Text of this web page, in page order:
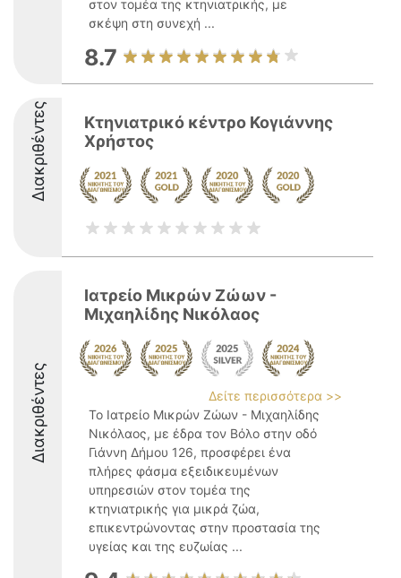
στον τομέα της κτηνιατρικής, με
σκέψη στη συνεχή ...
8.7
Διακριθέντες
Κτηνιατρικό κέντρο Κογιάννης
Χρήστος
Διακριθέντες
Ιατρείο Μικρών Ζώων -
Μιχαηλίδης Νικόλαος
Δείτε περισσότερα >>
Το Ιατρείο Μικρών Ζώων - Μιχαηλίδης
Νικόλαος, με έδρα τον Βόλο στην οδό
Γιάννη Δήμου 126, προσφέρει ένα
πλήρες φάσμα εξειδικευμένων
υπηρεσιών στον τομέα της
κτηνιατρικής για μικρά ζώα,
επικεντρώνοντας στην προστασία της
υγείας και της ευζωίας ...